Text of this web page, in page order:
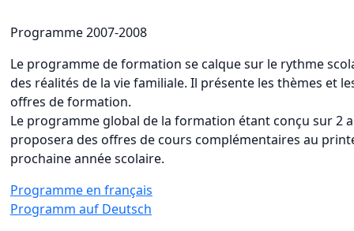
Programme 2007-2008
Le programme de formation se calque sur le rythme
des réalités de la vie familiale. Il présente les thèmes et
offres de formation.
Le programme global de la formation étant conçu sur 2
proposera des offres de cours complémentaires au
prochaine année scolaire.
Programme en français
Programm auf Deutsch